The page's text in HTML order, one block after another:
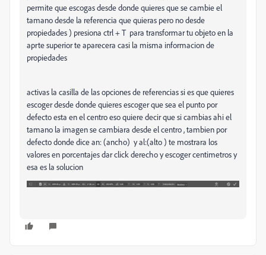
permite que escogas desde donde quieres que se cambie el
tamano desde la referencia que quieras pero no desde
propiedades ) presiona ctrl + T para transformar tu objeto en la
aprte superior te aparecera casi la misma informacion de
propiedades
activas la casilla de las opciones de referencias si es que quieres
escoger desde donde quieres escoger que sea el punto por
defecto esta en el centro eso quiere decir que si cambias ahi el
tamano la imagen se cambiara desde el centro , tambien por
defecto donde dice an: (ancho) y al:(alto ) te mostrara los
valores en porcentajes dar click derecho y escoger centimetros y
esa es la solucion